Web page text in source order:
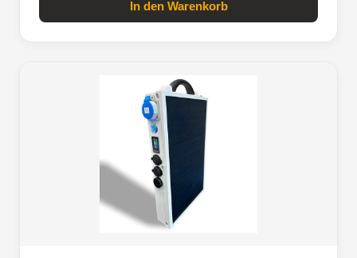
In den Warenkorb